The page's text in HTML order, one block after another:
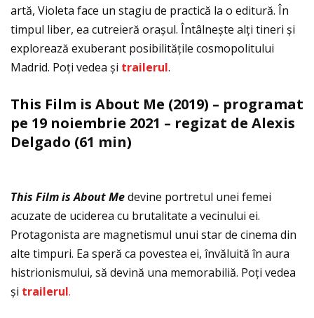
artă, Violeta face un stagiu de practică la o editură. În
timpul liber, ea cutreieră orașul. Întâlnește alţi tineri și
explorează exuberant posibilităţile cosmopolitului
Madrid. Poţi vedea și trailerul.
This Film is About Me (2019) – programat
pe 19 noiembrie 2021 – regizat de Alexis
Delgado (61 min)
This Film is About Medevine portretul unei femei
acuzate de uciderea cu brutalitate a vecinului ei.
Protagonista are magnetismul unui star de cinema din
alte timpuri. Ea speră ca povestea ei, învăluită în aura
histrionismului, să devină una memorabiliă. Poţi vedea
și trailerul.